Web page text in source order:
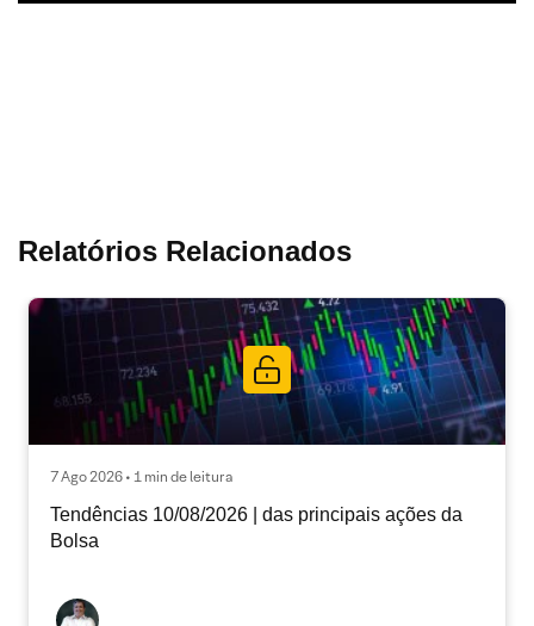
Relatórios Relacionados
7 Ago 2026 • 1 min de leitura
Tendências 10/08/2026 | das principais ações da
Bolsa